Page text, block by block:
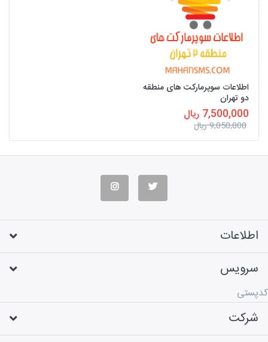
اطلاعات سوپرمارکت های منطقه
دو تهران
7,500,000 ریال
9,050,000 ریال
اطلاعات
سرویس
کدپستی
شرکت